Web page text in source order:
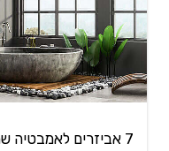
7 אביזרים